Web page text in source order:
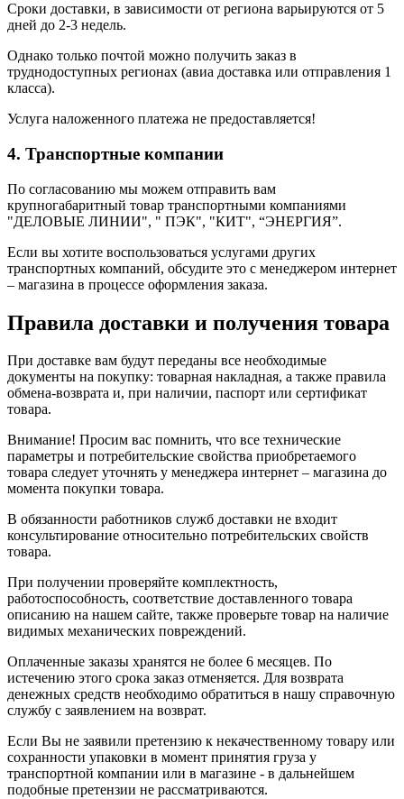
Сроки доставки, в зависимости от региона варьируются от 5
дней до 2-3 недель.
Однако только почтой можно получить заказ в
труднодоступных регионах (авиа доставка или отправления 1
класса).
Услуга наложенного платежа не предоставляется!
4. Транспортные компании
По согласованию мы можем отправить вам
крупногабаритный товар транспортными компаниями
"ДЕЛОВЫЕ ЛИНИИ", " ПЭК", "КИТ", “ЭНЕРГИЯ”.
Если вы хотите воспользоваться услугами других
транспортных компаний, обсудите это с менеджером интернет
– магазина в процессе оформления заказа.
Правила доставки и получения товара
При доставке вам будут переданы все необходимые
документы на покупку: товарная накладная, а также правила
обмена-возврата и, при наличии, паспорт или сертификат
товара.
Внимание! Просим вас помнить, что все технические
параметры и потребительские свойства приобретаемого
товара следует уточнять у менеджера интернет – магазина до
момента покупки товара.
В обязанности работников служб доставки не входит
консультирование относительно потребительских свойств
товара.
При получении проверяйте комплектность,
работоспособность, соответствие доставленного товара
описанию на нашем сайте, также проверьте товар на наличие
видимых механических повреждений.
Оплаченные заказы хранятся не более 6 месяцев. По
истечению этого срока заказ отменяется. Для возврата
денежных средств необходимо обратиться в нашу справочную
службу с заявлением на возврат.
Если Вы не заявили претензию к некачественному товару или
сохранности упаковки в момент принятия груза у
транспортной компании или в магазине - в дальнейшем
подобные претензии не рассматриваются.